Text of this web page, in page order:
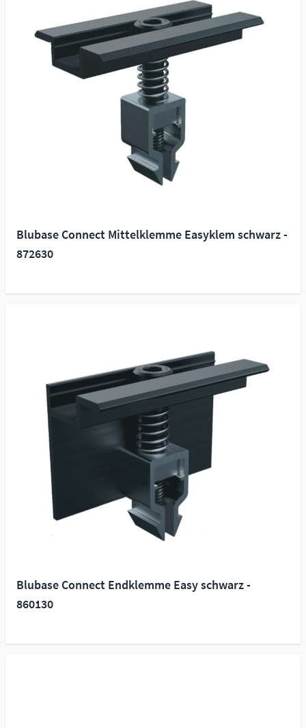
Blubase Connect Mittelklemme Easyklem schwarz -
872630
Blubase Connect Endklemme Easy schwarz -
860130